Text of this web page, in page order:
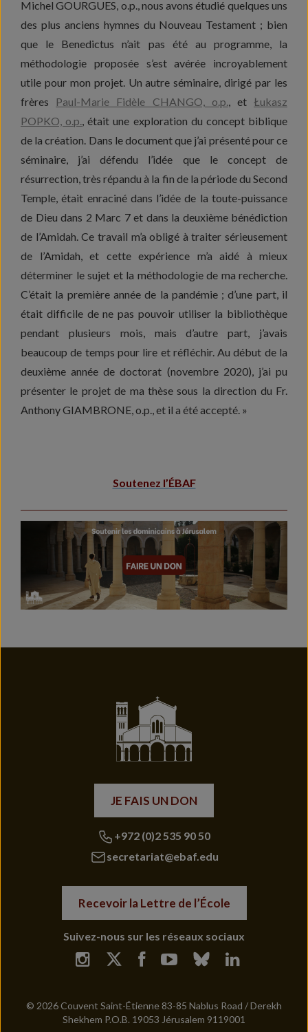
Michel GOURGUES, o.p., nous avons étudié quelques uns
des plus anciens hymnes du Nouveau Testament ; bien
que le Benedictus n’ait pas été au programme, la
méthodologie proposée s’est avérée incroyablement
utile pour mon projet. Un autre séminaire, dirigé par les
frères Paul-Marie Fidèle CHANGO, o.p., etŁukasz
POPKO, o.p., était une exploration du concept biblique
de la création. Dans le document que j’ai présenté pour ce
séminaire, j’ai défendu l’idée que le concept de
résurrection, très répandu à la fin de la période du Second
Temple, était enraciné dans l’idée de la toute-puissance
de Dieu dans 2 Marc 7 et dans la deuxième bénédiction
de l’Amidah. Ce travail m’a obligé à traiter sérieusement
de l’Amidah, et cette expérience m’a aidé à mieux
déterminer le sujet et la méthodologie de ma recherche.
C’était la première année de la pandémie ; d’une part, il
était difficile de ne pas pouvoir utiliser la bibliothèque
pendant plusieurs mois, mais d’autre part, j’avais
beaucoup de temps pour lire et réfléchir. Au début de la
deuxième année de doctorat (novembre 2020), j’ai pu
présenter le projet de ma thèse sous la direction du Fr.
Anthony GIAMBRONE, o.p., et il a été accepté. »
Soutenez l’ÉBAF
JE FAIS UN DON
+972 (0)2 535 90 50
secretariat@ebaf.edu
Recevoir la Lettre de l’École
Suivez-nous sur les réseaux sociaux
© 2026 Couvent Saint-Étienne 83-85 Nablus Road / Derekh
Shekhem P.O.B. 19053 Jérusalem 9119001